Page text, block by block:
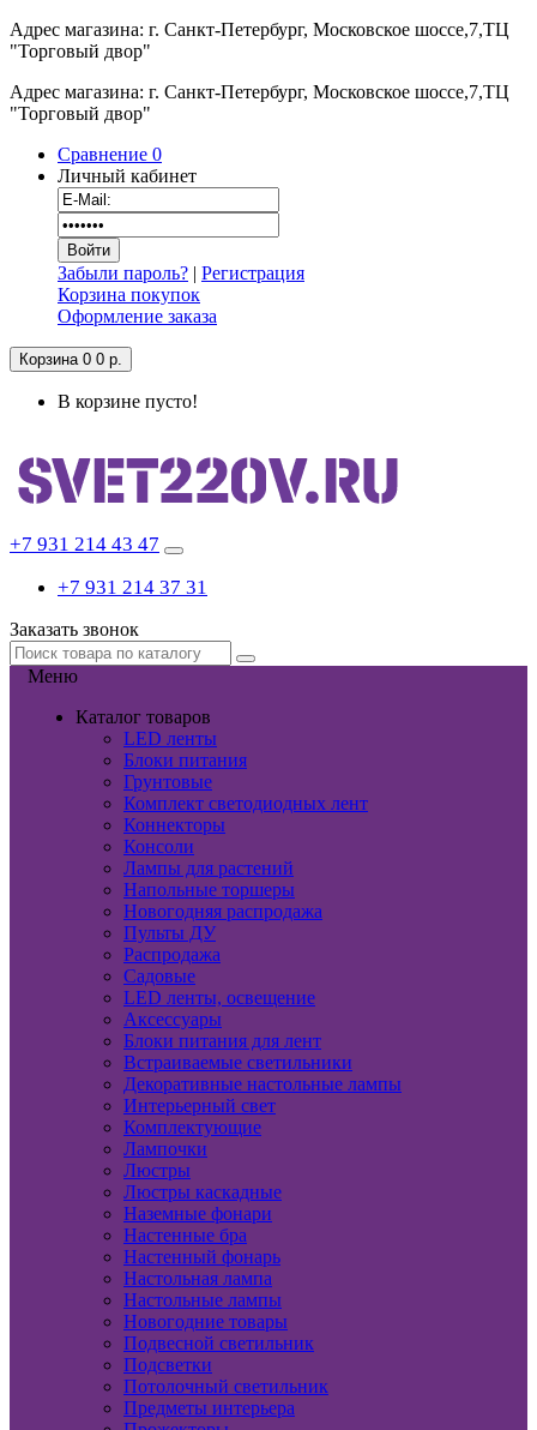
Адрес магазина: г. Санкт-Петербург, Московское шоссе,7,ТЦ
"Торговый двор"
Адрес магазина: г. Санкт-Петербург, Московское шоссе,7,ТЦ
"Торговый двор"
Сравнение 0
Личный кабинет
Забыли пароль? | Регистрация
Корзина покупок
Оформление заказа
Корзина 0 0 р.
В корзине пусто!
+7 931 214 43 47
+7 931 214 37 31
Заказать звонок
Меню
Каталог товаров
LED ленты
Блоки питания
Грунтовые
Комплект светодиодных лент
Коннекторы
Консоли
Лампы для растений
Напольные торшеры
Новогодняя распродажа
Пульты ДУ
Распродажа
Садовые
LED ленты, освещение
Аксессуары
Блоки питания для лент
Встраиваемые светильники
Декоративные настольные лампы
Интерьерный свет
Комплектующие
Лампочки
Люстры
Люстры каскадные
Наземные фонари
Настенные бра
Настенный фонарь
Настольная лампа
Настольные лампы
Новогодние товары
Подвесной светильник
Подсветки
Потолочный светильник
Предметы интерьера